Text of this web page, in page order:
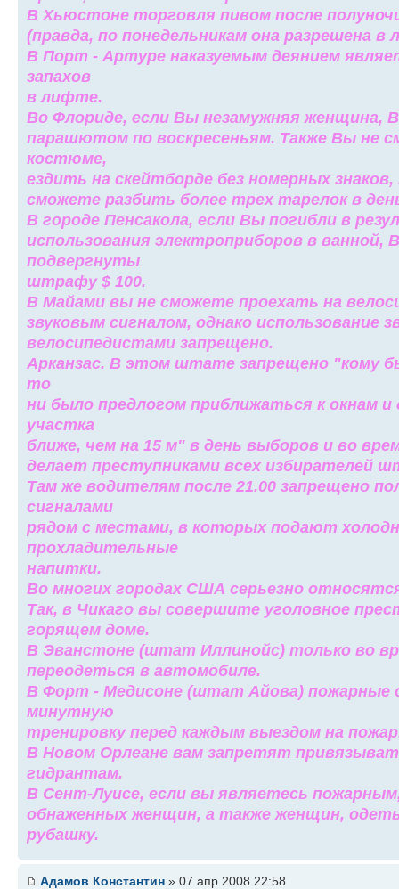
В Хьюстоне торговля пивом после
(правда, по понедельникам она разрешена в
В Порт - Артуре наказуемым деянием
запахов
в лифте.
Во Флориде, если Вы незамужняя женщина,
парашютом по воскресеньям. Также Вы не
костюме,
ездить на скейтборде без номерных
сможете разбить более трех тарелок в
В городе Пенсакола, если Вы погибли в
использования электроприборов в
подвергнуты
штрафу $ 100.
В Майами вы не сможете проехать на
звуковым сигналом, однако использование
велосипедистами запрещено.
Арканзас. В этом штате запрещено "кому
то
ни было предлогом приближаться к окнам и
участка
ближе, чем на 15 м" в день выборов и во
делает преступниками всех избирателей
Там же водителям после 21.00 запрещено
сигналами
рядом с местами, в которых подают
прохладительные
напитки.
Во многих городах США серьезно
Так, в Чикаго вы совершите уголовное
горящем доме.
В Эванстоне (штат Иллинойс) только во
переодеться в автомобиле.
В Форт - Медисоне (штат Айова) пожарные
минутную
тренировку перед каждым выездом на
В Новом Орлеане вам запретят
гидрантам.
В Сент-Луисе, если вы являетесь
обнаженных женщин, а также женщин,
рубашку.
Адамов Константин » 07 апр 2008 22:58